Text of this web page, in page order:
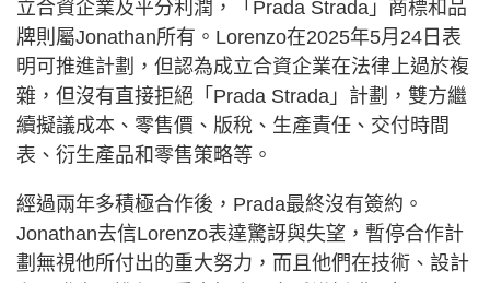
立合資企業及平分利潤，「Prada Strada」商標和品
牌則屬Jonathan所有。Lorenzo在2025年5月24日表
明可推進計劃，但認為成立合資企業在法律上過於複
雜，但沒有直接拒絕「Prada Strada」計劃，雙方繼
續擬議成本、零售價、版稅、生產責任、交付時間
表、衍生產品和零售策略等。
經過兩年多積極合作後，Prada最終沒有簽約。
Jonathan去信Lorenzo表達驚訝與失望，暫停合作計
劃無視他所付出的重大努力，而且他們在技術、設計